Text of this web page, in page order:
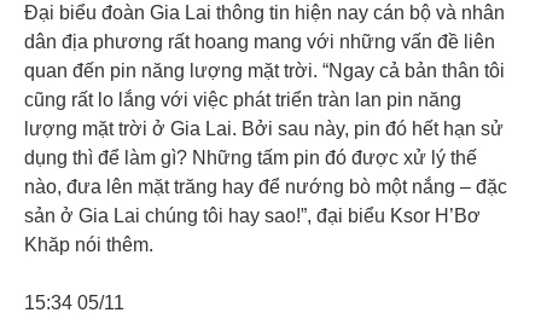
Đại biểu đoàn Gia Lai thông tin hiện nay cán bộ và nhân
dân địa phương rất hoang mang với những vấn đề liên
quan đến pin năng lượng mặt trời. “Ngay cả bản thân tôi
cũng rất lo lắng với việc phát triển tràn lan pin năng
lượng mặt trời ở Gia Lai. Bởi sau này, pin đó hết hạn sử
dụng thì để làm gì? Những tấm pin đó được xử lý thế
nào, đưa lên mặt trăng hay để nướng bò một nắng – đặc
sản ở Gia Lai chúng tôi hay sao!”, đại biểu Ksor H’Bơ
Khăp nói thêm.
15:34 05/11